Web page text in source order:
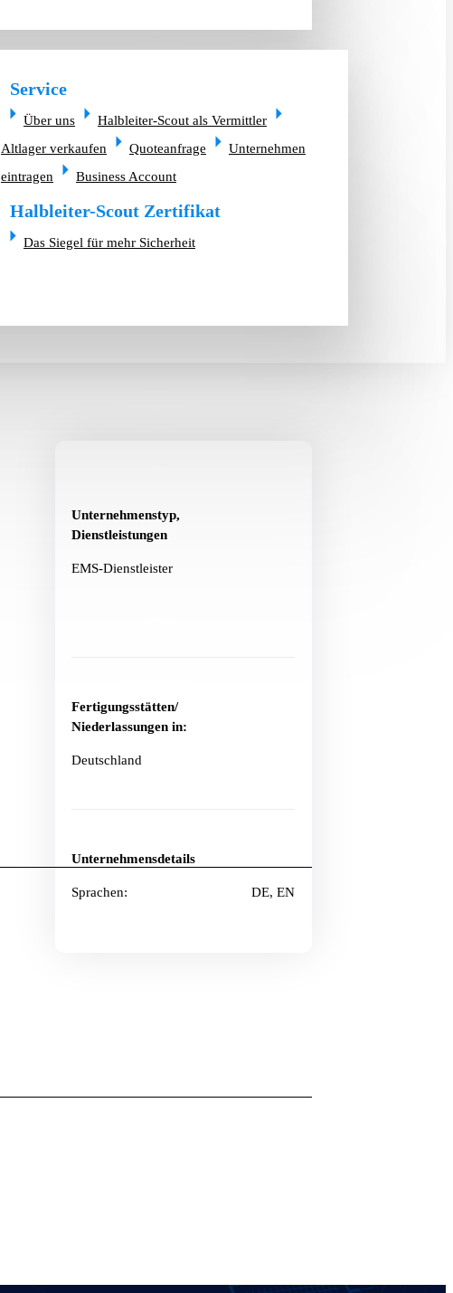
Service
Über uns
Halbleiter-Scout als Vermittler
Altlager verkaufen
Quoteanfrage
Unternehmen
eintragen
Business Account
Halbleiter-Scout Zertifikat
Das Siegel für mehr Sicherheit
Unternehmenstyp,
Dienstleistungen
EMS-Dienstleister
Fertigungsstätten/
Niederlassungen in:
Deutschland
Unternehmensdetails
Sprachen: DE, EN